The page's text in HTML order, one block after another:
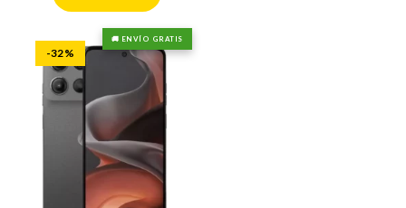
🚚 ENVÍO GRATIS
-32%